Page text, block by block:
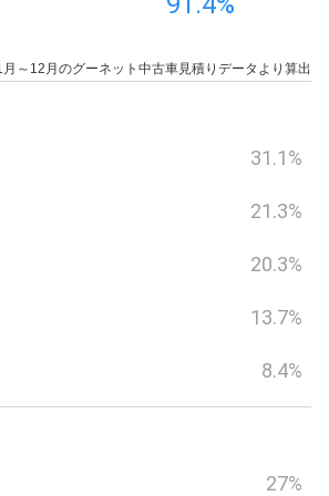
～12月のグーネット中古車見積りデータより算出
31.1%
21.3%
20.3%
13.7%
8.4%
27%